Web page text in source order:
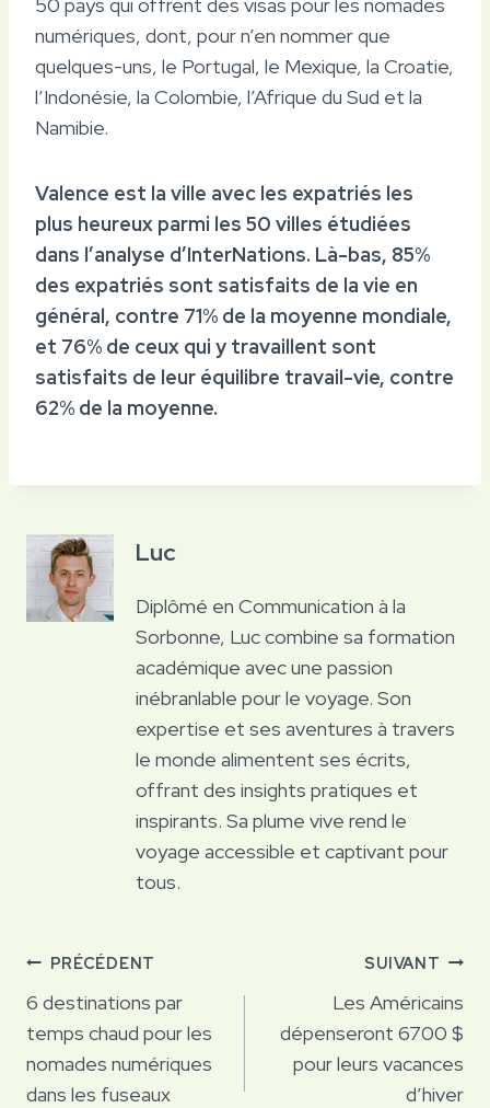
numériques, dont, pour n’en nommer que
quelques-uns, le Portugal, le Mexique, la Croatie,
l’Indonésie, la Colombie, l’Afrique du Sud et la
Namibie.
Valence est la ville avec les expatriés les
plus heureux parmi les 50 villes étudiées
dans l’analyse d’InterNations. Là-bas, 85%
des expatriés sont satisfaits de la vie en
général, contre 71% de la moyenne mondiale,
et 76% de ceux qui y travaillent sont
satisfaits de leur équilibre travail-vie, contre
62% de la moyenne.
Luc
Diplômé en Communication à la
Sorbonne, Luc combine sa formation
académique avec une passion
inébranlable pour le voyage. Son
expertise et ses aventures à travers
le monde alimentent ses écrits,
offrant des insights pratiques et
inspirants. Sa plume vive rend le
voyage accessible et captivant pour
tous.
Navigation
de
l’article
PRÉCÉDENT
6 destinations par
temps chaud pour les
nomades numériques
dans les fuseaux
SUIVANT
Les Américains
dépenseront 6700 $
pour leurs vacances
d’hiver